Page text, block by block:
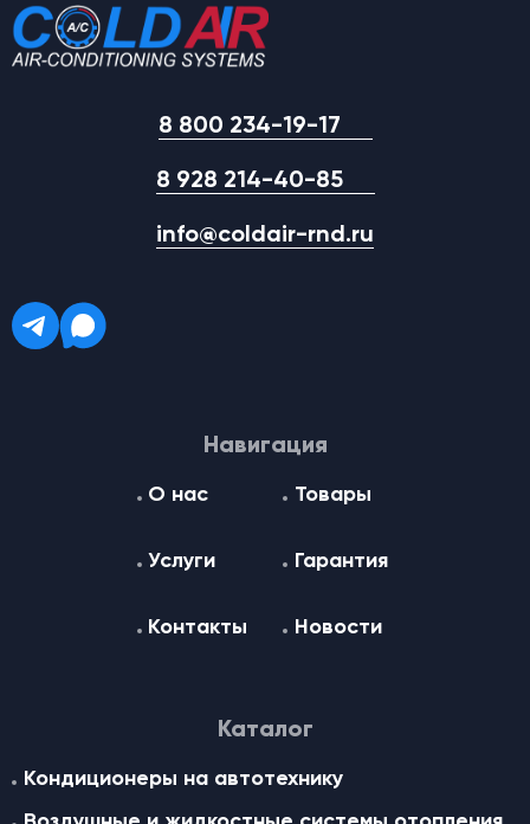
8 800 234-19-17
8 928 214-40-85
info@coldair-rnd.ru
Навигация
О нас Товары
Услуги Гарантия
Контакты Новости
Каталог
Кондиционеры на автотехнику